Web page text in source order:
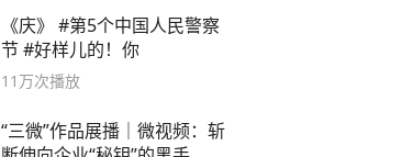
《庆》 #第5个中国人民警察
节 #好样儿的！你
11万次播放
“三微”作品展播｜微视频：斩